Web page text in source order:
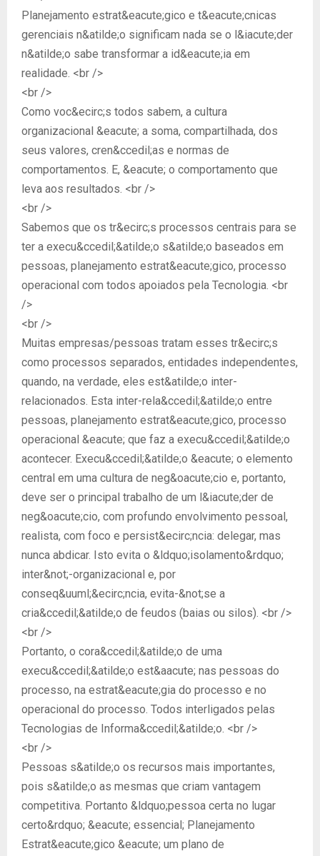
Planejamento estrat&eacute;gico e t&eacute;cnicas
gerenciais n&atilde;o significam nada se o l&iacute;der
n&atilde;o sabe transformar a id&eacute;ia em
realidade. <br />
<br />
Como voc&ecirc;s todos sabem, a cultura
organizacional &eacute; a soma, compartilhada, dos
seus valores, cren&ccedil;as e normas de
comportamentos. E, &eacute; o comportamento que
leva aos resultados. <br />
<br />
Sabemos que os tr&ecirc;s processos centrais para se
ter a execu&ccedil;&atilde;o s&atilde;o baseados em
pessoas, planejamento estrat&eacute;gico, processo
operacional com todos apoiados pela Tecnologia. <br
/>
<br />
Muitas empresas/pessoas tratam esses tr&ecirc;s
como processos separados, entidades independentes,
quando, na verdade, eles est&atilde;o inter-
relacionados. Esta inter-rela&ccedil;&atilde;o entre
pessoas, planejamento estrat&eacute;gico, processo
operacional &eacute; que faz a execu&ccedil;&atilde;o
acontecer. Execu&ccedil;&atilde;o &eacute; o elemento
central em uma cultura de neg&oacute;cio e, portanto,
deve ser o principal trabalho de um l&iacute;der de
neg&oacute;cio, com profundo envolvimento pessoal,
realista, com foco e persist&ecirc;ncia: delegar, mas
nunca abdicar. Isto evita o &ldquo;isolamento&rdquo;
inter&not;-organizacional e, por
conseq&uuml;&ecirc;ncia, evita-&not;se a
cria&ccedil;&atilde;o de feudos (baias ou silos). <br />
<br />
Portanto, o cora&ccedil;&atilde;o de uma
execu&ccedil;&atilde;o est&aacute; nas pessoas do
processo, na estrat&eacute;gia do processo e no
operacional do processo. Todos interligados pelas
Tecnologias de Informa&ccedil;&atilde;o. <br />
<br />
Pessoas s&atilde;o os recursos mais importantes,
pois s&atilde;o as mesmas que criam vantagem
competitiva. Portanto &ldquo;pessoa certa no lugar
certo&rdquo; &eacute; essencial; Planejamento
Estrat&eacute;gico &eacute; um plano de